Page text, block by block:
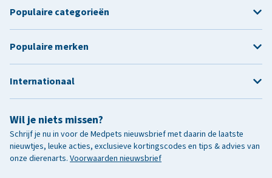
Wil je niets missen?
Schrijf je nu in voor de Medpets nieuwsbrief met daarin de laatste
nieuwtjes, leuke acties, exclusieve kortingscodes en tips & advies van
onze dierenarts. Voorwaarden nieuwsbrief
Populaire categorieën
Populaire merken
Internationaal